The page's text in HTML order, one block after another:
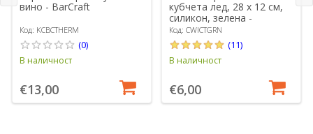
вино - BarCraft
Код: KCBCTHERM
(0)
В наличност
€13,00
кубчета лед, 28 x 12 см,
силикон, зелена -
Colourworks
Код: CWICTGRN
(11)
В наличност
€6,00